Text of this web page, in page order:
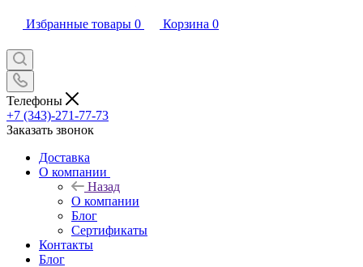
Избранные товары 0 Корзина 0
Телефоны
+7 (343)-271-77-73
Заказать звонок
Доставка
О компании
Назад
О компании
Блог
Сертификаты
Контакты
Блог